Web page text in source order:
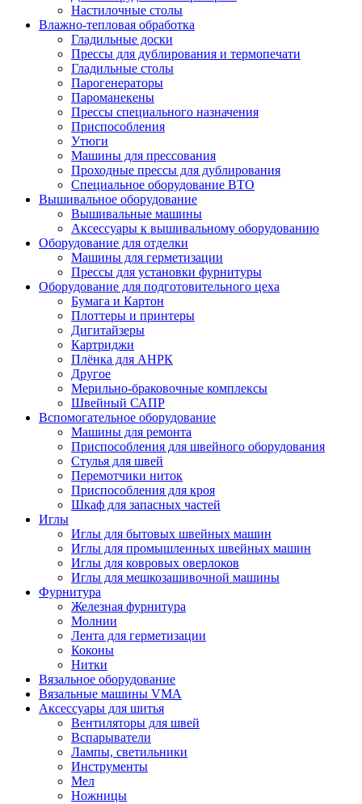
Настилочные столы
Влажно-тепловая обработка
Гладильные доски
Прессы для дублирования и термопечати
Гладильные столы
Парогенераторы
Пароманекены
Прессы специального назначения
Приспособления
Утюги
Машины для прессования
Проходные прессы для дублирования
Специальное оборудование ВТО
Вышивальное оборудование
Вышивальные машины
Аксессуары к вышивальному оборудованию
Оборудование для отделки
Машины для герметизации
Прессы для установки фурнитуры
Оборудование для подготовительного цеха
Бумага и Картон
Плоттеры и принтеры
Дигитайзеры
Картриджи
Плёнка для АНРК
Другое
Мерильно-браковочные комплексы
Швейный САПР
Вспомогательное оборудование
Машины для ремонта
Приспособления для швейного оборудования
Стулья для швей
Перемотчики ниток
Приспособления для кроя
Шкаф для запасных частей
Иглы
Иглы для бытовых швейных машин
Иглы для промышленных швейных машин
Иглы для ковровых оверлоков
Иглы для мешкозашивочной машины
Фурнитура
Железная фурнитура
Молнии
Лента для герметизации
Коконы
Нитки
Вязальное оборудование
Вязальные машины VMA
Аксессуары для шитья
Вентиляторы для швей
Вспарыватели
Лампы, светильники
Инструменты
Мел
Ножницы